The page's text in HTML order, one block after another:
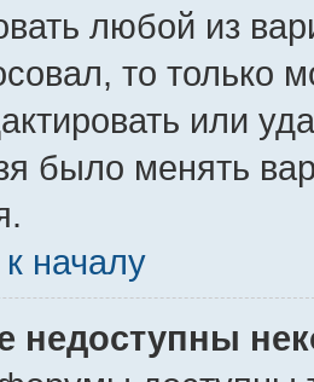
любой из
то только
или
было менять
началу
недоступны